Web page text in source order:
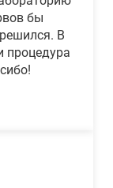
бы
В
процедура